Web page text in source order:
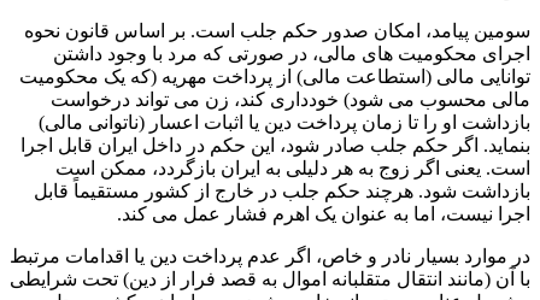
سومین پیامد، امکان صدور حکم جلب است. بر اساس قانون نحوه
اجرای محکومیت های مالی، در صورتی که مرد با وجود داشتن
توانایی مالی (استطاعت مالی) از پرداخت مهریه (که یک محکومیت
مالی محسوب می شود) خودداری کند، زن می تواند درخواست
بازداشت او را تا زمان پرداخت دین یا اثبات اعسار (ناتوانی مالی)
بنماید. اگر حکم جلب صادر شود، این حکم در داخل ایران قابل اجرا
است. یعنی اگر زوج به هر دلیلی به ایران بازگردد، ممکن است
بازداشت شود. هرچند حکم جلب در خارج از کشور مستقیماً قابل
اجرا نیست، اما به عنوان یک اهرم فشار عمل می کند.
در موارد بسیار نادر و خاص، اگر عدم پرداخت دین یا اقدامات مرتبط
با آن (مانند انتقال متقلبانه اموال به قصد فرار از دین) تحت شرایطی